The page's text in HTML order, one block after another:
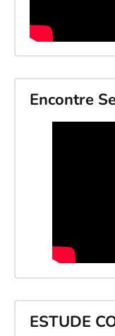
Encontre
ESTUDE